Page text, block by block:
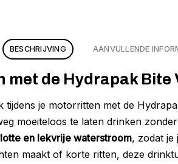
BESCHRIJVING AANVULLENDE
met de Hydrapak Bite
tijdens je motorritten met de
moeiteloos te laten drinken
en lekvrije waterstroom, zodat je
maakt of korte ritten, deze